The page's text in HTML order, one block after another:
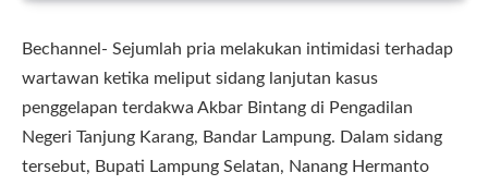
Bechannel- Sejumlah pria melakukan intimidasi terhadap
wartawan ketika meliput sidang lanjutan kasus
penggelapan terdakwa Akbar Bintang di Pengadilan
Negeri Tanjung Karang, Bandar Lampung. Dalam sidang
tersebut, Bupati Lampung Selatan, Nanang Hermanto